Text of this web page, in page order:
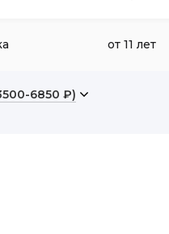
от 11 лет
6850 ₽)